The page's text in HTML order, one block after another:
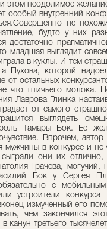
этом неодолимое
особый внутренний
не
будто у них
достаточно
младшая выглядит
в куклы. И тем
Пухова, которой
от остальных
что птичьего молока.
Лаврова-Глинка
от самого
выглядеть
Тамары Бок. Ее
Впрочем, автор
в конкурсе и не
они их отлично,
Грачева, могучий,
Бок у Сергея
с
устроители
измученный его
чем закончился
канун третьего